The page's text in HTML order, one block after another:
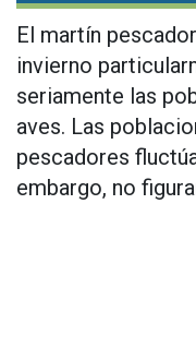
El martín
invierno
seriamente las
aves. Las
pescadores
embargo, no